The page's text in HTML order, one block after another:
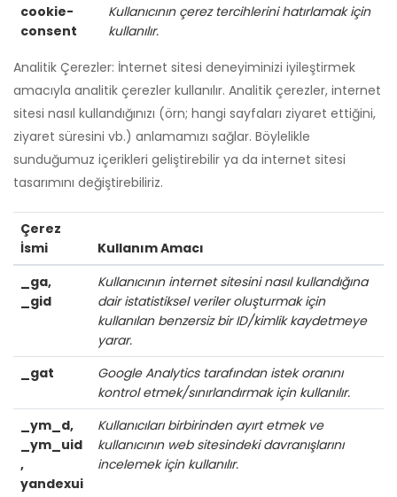
cookie-
consent
Kullanıcının çerez tercihlerini hatırlamak için
kullanılır.
Analitik Çerezler: İnternet sitesi deneyiminizi iyileştirmek
amacıyla analitik çerezler kullanılır. Analitik çerezler, internet
sitesi nasıl kullandığınızı (örn; hangi sayfaları ziyaret ettiğini,
ziyaret süresini vb.) anlamamızı sağlar. Böylelikle
sunduğumuz içerikleri geliştirebilir ya da internet sitesi
tasarımını değiştirebiliriz.
Çerez
İsmi
Kullanım Amacı
_ga,
_gid
Kullanıcının internet sitesini nasıl kullandığına
dair istatistiksel veriler oluşturmak için
kullanılan benzersiz bir ID/kimlik kaydetmeye
yarar.
_gat
Google Analytics tarafından istek oranını
kontrol etmek/sınırlandırmak için kullanılır.
_ym_d,
_ym_uid
,
yandexui
Kullanıcıları birbirinden ayırt etmek ve
kullanıcının web sitesindeki davranışlarını
incelemek için kullanılır.